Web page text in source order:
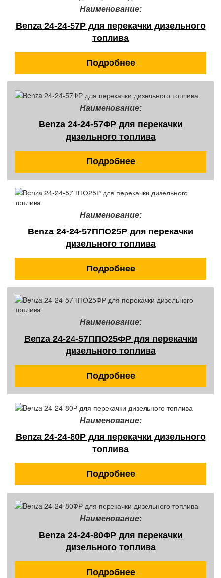
Наименование:
Benza 24-24-57Р для перекачки дизельного
топлива
Подробнее
Наименование:
Benza 24-24-57ФР для перекачки
дизельного топлива
Подробнее
Наименование:
Benza 24-24-57ППО25Р для перекачки
дизельного топлива
Подробнее
Наименование:
Benza 24-24-57ППО25ФР для перекачки
дизельного топлива
Подробнее
Наименование:
Benza 24-24-80Р для перекачки дизельного
топлива
Подробнее
Наименование:
Benza 24-24-80ФР для перекачки
дизельного топлива
Подробнее